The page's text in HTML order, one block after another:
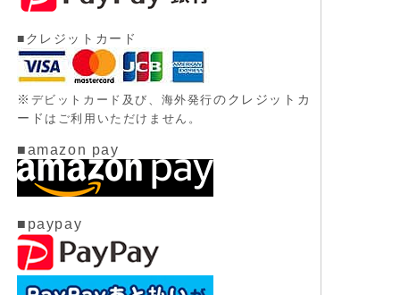
■クレジットカード
※ デビットカード及び、 海外発行のクレジットカ
ード はご利用いただけません。
■amazon pay
■paypay